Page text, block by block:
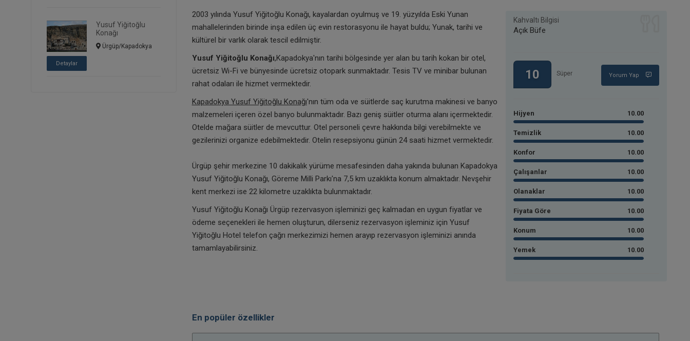
Detaylar
Yusuf Yiğitoğlu
Konağı
Ürgüp/Kapadokya
2003 yılında Yusuf Yiğitoğlu Konağı, kayalardan oyulmuş ve 19. yüzyılda Eski Yunan
mahallelerinden birinde inşa edilen üç evin restorasyonu ile hayat buldu; Yunak, tarihi ve
kültürel bir varlık olarak tescil edilmiştir.
Yusuf Yiğitoğlu Konağı,Kapadokya'nın tarihi bölgesinde yer alan bu tarih kokan bir otel,
ücretsiz Wi-Fi ve bünyesinde ücretsiz otopark sunmaktadır. Tesis TV ve minibar bulunan
rahat odaları ile hizmet vermektedir.
Kapadokya Yusuf Yiğitoğlu Konağı'nın tüm oda ve süitlerde saç kurutma makinesi ve banyo
malzemeleri içeren özel banyo bulunmaktadır. Bazı geniş süitler oturma alanı içermektedir.
Otelde mağara süitler de mevcuttur. Otel personeli çevre hakkında bilgi verebilmekte ve
gezilerinizi organize edebilmektedir. Otelin resepsiyonu günün 24 saati hizmet vermektedir.
Ürgüp şehir merkezine 10 dakikalık yürüme mesafesinden daha yakında bulunan Kapadokya
Yusuf Yiğitoğlu Konağı, Göreme Milli Parkı'na 7,5 km uzaklıkta konum almaktadır. Nevşehir
kent merkezi ise 22 kilometre uzaklıkta bulunmaktadır.
Yusuf Yiğitoğlu Konağı Ürgüp rezervasyon işleminizi geç kalmadan en uygun fiyatlar ve
ödeme seçenekleri ile hemen oluşturun, dilerseniz rezervasyon işleminiz için Yusuf
Yiğitoğlu Hotel telefon çağrı merkezimizi hemen arayıp rezervasyon işleminizi anında
tamamlayabilirsiniz.
Kahvaltı Bilgisi
Açık Büfe
10 Süper Yorum Yap
Hijyen 10.00
Temizlik 10.00
Konfor 10.00
Çalışanlar 10.00
Olanaklar 10.00
Fiyata Göre 10.00
Konum 10.00
Yemek 10.00
En popüler özellikler